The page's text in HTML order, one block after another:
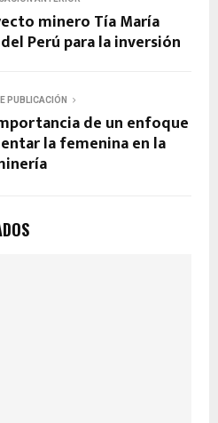
minero Tía María
Perú para la inversión
PUBLICACIÓN
de un enfoque
la femenina en la